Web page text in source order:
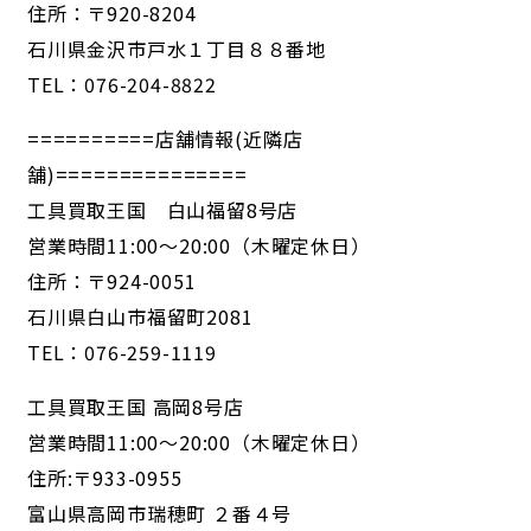
住所：〒920-8204
石川県金沢市戸水１丁目８８番地
TEL：076-204-8822
==========店舗情報(近隣店
舗)===============
工具買取王国 白山福留8号店
営業時間11:00～20:00（木曜定休日）
住所：〒924-0051
石川県白山市福留町2081
TEL：076-259-1119
工具買取王国 高岡8号店
営業時間11:00～20:00（木曜定休日）
住所:〒933-0955
富山県高岡市瑞穂町 ２番４号